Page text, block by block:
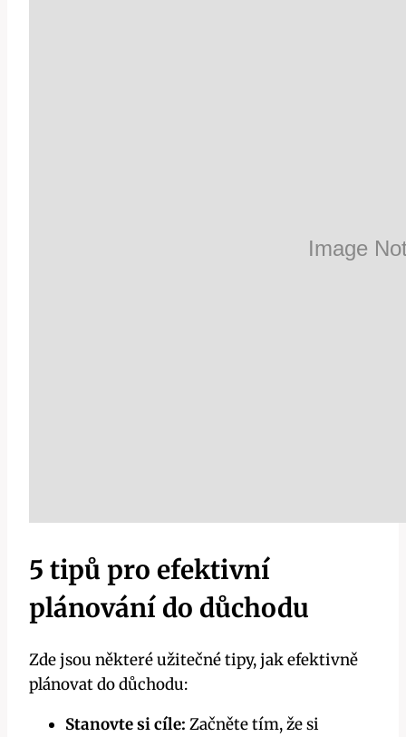
5 tipů pro efektivní
plánování do důchodu
Zde jsou některé užitečné tipy, jak efektivně
plánovat do důchodu:
Stanovte si cíle: Začněte tím, že si